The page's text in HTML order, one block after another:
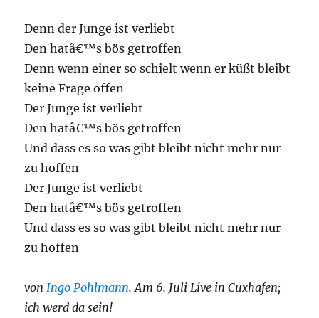
Denn der Junge ist verliebt
Den hatâ€™s bös getroffen
Denn wenn einer so schielt wenn er küßt bleibt
keine Frage offen
Der Junge ist verliebt
Den hatâ€™s bös getroffen
Und dass es so was gibt bleibt nicht mehr nur
zu hoffen
Der Junge ist verliebt
Den hatâ€™s bös getroffen
Und dass es so was gibt bleibt nicht mehr nur
zu hoffen
von Ingo Pohlmann. Am 6. Juli Live in Cuxhafen;
ich werd da sein!